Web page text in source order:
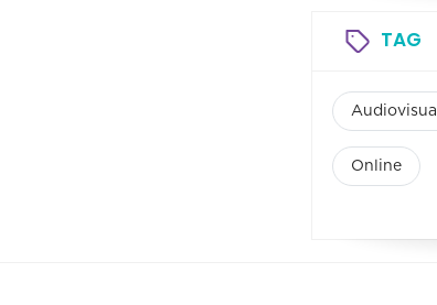
TAG
Audiovisual
Online